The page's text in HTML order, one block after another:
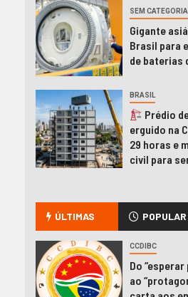
SEM CATEGORIA
Gigante
Brasil para
de baterias
BRASIL
Prédio
erguido na
29 horas e
civil para
ÚLTIMAS POPULAR
CCDIBC
Do
ao